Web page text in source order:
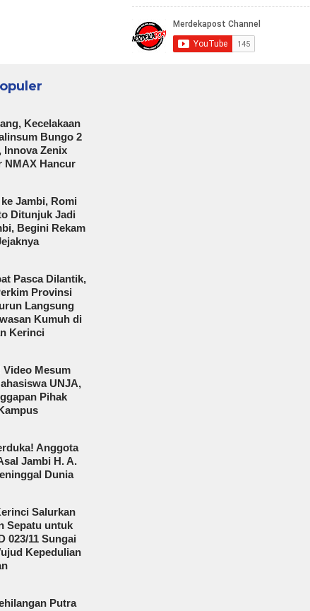
Kecelakaan
Bungo 2
Innova Zenix
NMAX Hancur
Jambi, Romi
Ditunjuk Jadi
Begini Rekam
Pasca Dilantik,
Provinsi
Langsung
Kumuh di
Kerinci
Video Mesum
UNJA,
Pihak
Anggota
Jambi H. A.
Dunia
Salurkan
Sepatu untuk
023/11 Sungai
Kepedulian
Putra